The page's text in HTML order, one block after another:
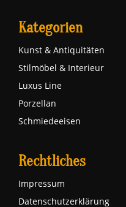
Kategorien
Kunst & Antiquitäten
Stilmöbel & Interieur
Luxus Line
Porzellan
Schmiedeeisen
Rechtliches
Impressum
Datenschutzerklärung